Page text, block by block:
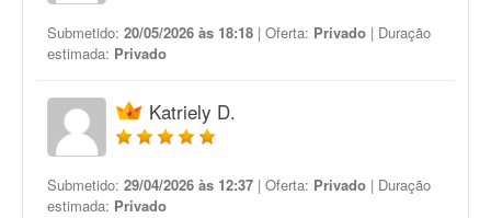
Submetido: 20/05/2026 às 18:18 | Oferta: Privado | Duração
estimada: Privado
Katriely D.
Submetido: 29/04/2026 às 12:37 | Oferta: Privado | Duração
estimada: Privado